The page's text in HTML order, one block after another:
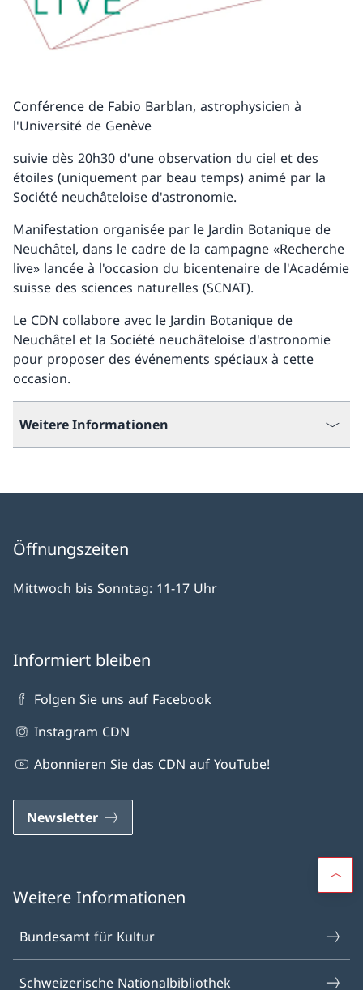
Conférence de Fabio Barblan, astrophysicien à
l'Université de Genève
suivie dès 20h30 d'une observation du ciel et des
étoiles (uniquement par beau temps) animé par la
Société neuchâteloise d'astronomie.
Manifestation organisée par le Jardin Botanique de
Neuchâtel, dans le cadre de la campagne «Recherche
live» lancée à l'occasion du bicentenaire de l'Académie
suisse des sciences naturelles (SCNAT).
Le CDN collabore avec le Jardin Botanique de
Neuchâtel et la Société neuchâteloise d'astronomie
pour proposer des événements spéciaux à cette
occasion.
Weitere Informationen
Öffnungszeiten
Mittwoch bis Sonntag: 11-17 Uhr
Informiert bleiben
Folgen Sie uns auf Facebook
Instagram CDN
Abonnieren Sie das CDN auf YouTube!
Newsletter
Weitere Informationen
Bundesamt für Kultur
Schweizerische Nationalbibliothek